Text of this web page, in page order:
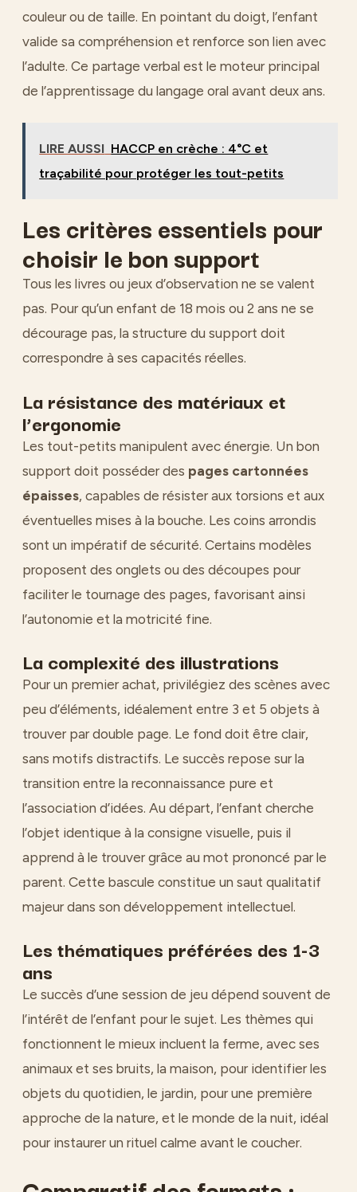
couleur ou de taille. En pointant du doigt, l’enfant
valide sa compréhension et renforce son lien avec
l’adulte. Ce partage verbal est le moteur principal
de l’apprentissage du langage oral avant deux ans.
LIRE AUSSI HACCP en crèche : 4°C et
traçabilité pour protéger les tout-petits
Les critères essentiels pour
choisir le bon support
Tous les livres ou jeux d’observation ne se valent
pas. Pour qu’un enfant de 18 mois ou 2 ans ne se
décourage pas, la structure du support doit
correspondre à ses capacités réelles.
La résistance des matériaux et
l’ergonomie
Les tout-petits manipulent avec énergie. Un bon
support doit posséder des pages cartonnées
épaisses, capables de résister aux torsions et aux
éventuelles mises à la bouche. Les coins arrondis
sont un impératif de sécurité. Certains modèles
proposent des onglets ou des découpes pour
faciliter le tournage des pages, favorisant ainsi
l’autonomie et la motricité fine.
La complexité des illustrations
Pour un premier achat, privilégiez des scènes avec
peu d’éléments, idéalement entre 3 et 5 objets à
trouver par double page. Le fond doit être clair,
sans motifs distractifs. Le succès repose sur la
transition entre la reconnaissance pure et
l’association d’idées. Au départ, l’enfant cherche
l’objet identique à la consigne visuelle, puis il
apprend à le trouver grâce au mot prononcé par le
parent. Cette bascule constitue un saut qualitatif
majeur dans son développement intellectuel.
Les thématiques préférées des 1-3
ans
Le succès d’une session de jeu dépend souvent de
l’intérêt de l’enfant pour le sujet. Les thèmes qui
fonctionnent le mieux incluent la ferme, avec ses
animaux et ses bruits, la maison, pour identifier les
objets du quotidien, le jardin, pour une première
approche de la nature, et le monde de la nuit, idéal
pour instaurer un rituel calme avant le coucher.